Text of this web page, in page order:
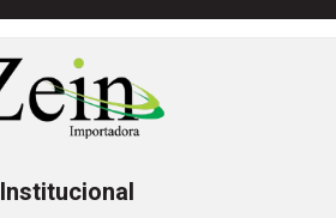
Institucional